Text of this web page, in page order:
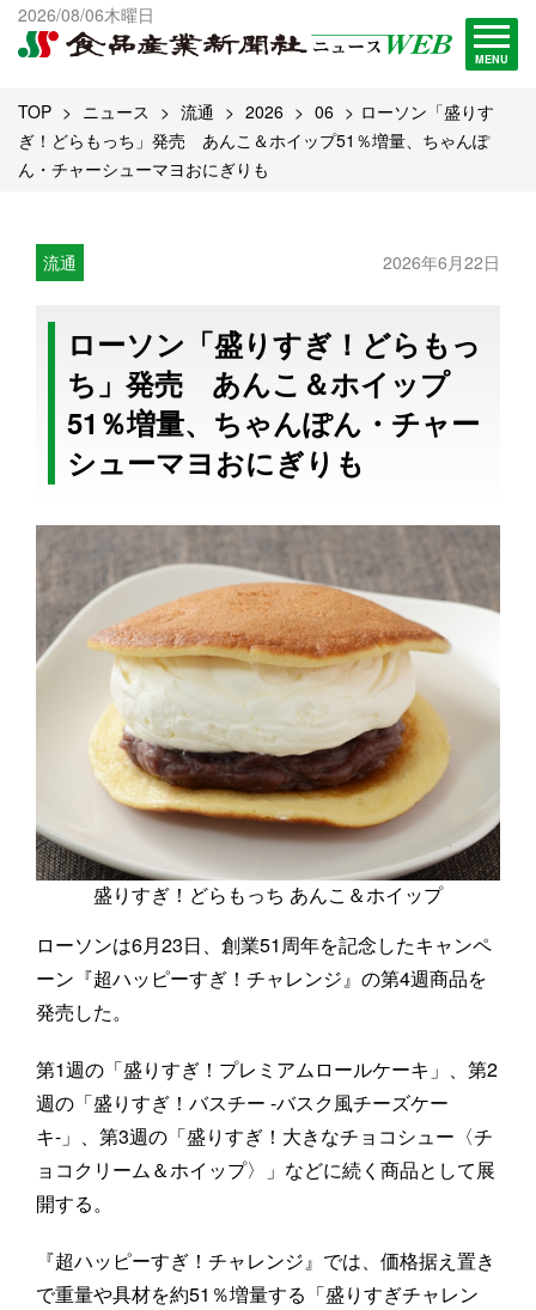
2026/08/06木曜日
MENU
出版物一覧へ
試読・購読申し込み
TOP ニュース 流通 2026 06
ローソン「盛りす
ぎ！どらもっち」発売 あんこ＆ホイップ51％増量、ちゃんぽ
ん・チャーシューマヨおにぎりも
流通 2026年6月22日
ローソン「盛りすぎ！どらもっ
ち」発売 あんこ＆ホイップ
51％増量、ちゃんぽん・チャー
シューマヨおにぎりも
盛りすぎ！どらもっち あんこ＆ホイップ
ローソンは6月23日、創業51周年を記念したキャンペ
ーン『超ハッピーすぎ！チャレンジ』の第4週商品を
発売した。
第1週の「盛りすぎ！プレミアムロールケーキ」、第2
週の「盛りすぎ！バスチー -バスク風チーズケー
キ-」、第3週の「盛りすぎ！大きなチョコシュー〈チ
ョコクリーム＆ホイップ〉」などに続く商品として展
開する。
『超ハッピーすぎ！チャレンジ』では、価格据え置き
で重量や具材を約51％増量する「盛りすぎチャレン